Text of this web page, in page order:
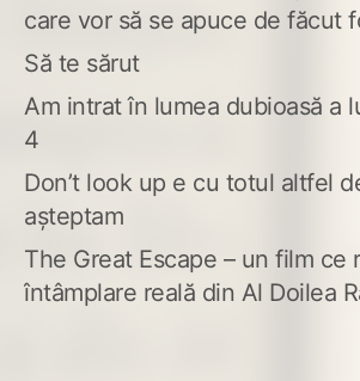
care vor să se apuce de făcut
Să te sărut
Am intrat în lumea dubioasă a
4
Don’t look up e cu totul altfel
așteptam
The Great Escape – un film ce
întâmplare reală din Al Doilea